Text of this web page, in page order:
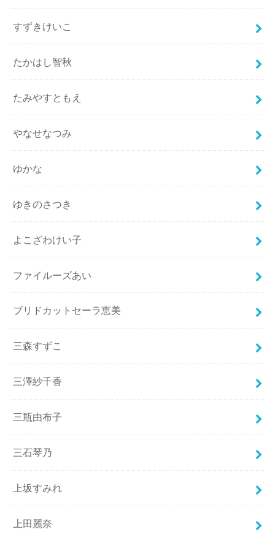
すずきけいこ
たかはし智秋
たみやすともえ
やなせなつみ
ゆかな
ゆきのさつき
よこざわけい子
ファイルーズあい
ブリドカットセーラ恵美
三森すずこ
三澤紗千香
三瓶由布子
三石琴乃
上坂すみれ
上田麗奈